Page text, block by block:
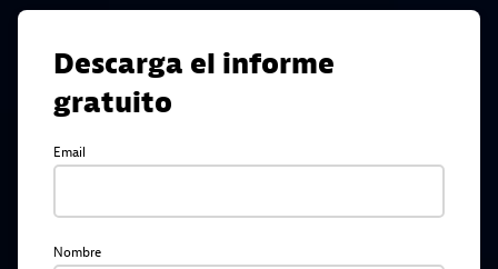
Descarga el informe
gratuito
Email
Nombre